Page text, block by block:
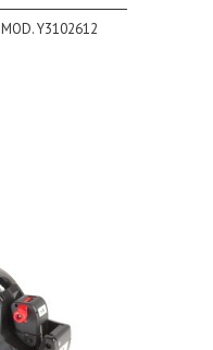
Aggiungi
alla
Y3102612